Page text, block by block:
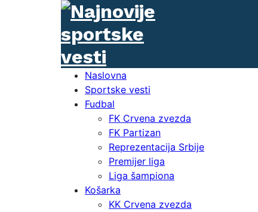
Naslovna
Sportske vesti
Fudbal
FK Crvena zvezda
FK Partizan
Reprezentacija Srbije
Premijer liga
Liga šampiona
Košarka
KK Crvena zvezda